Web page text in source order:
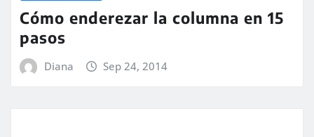
Cómo enderezar la columna en 15
pasos
Diana Sep 24, 2014